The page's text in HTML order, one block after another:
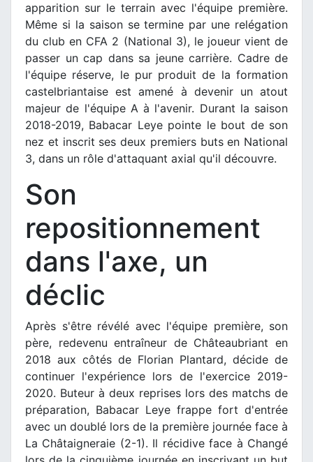
apparition sur le terrain avec l'équipe première.
Même si la saison se termine par une relégation
du club en CFA 2 (National 3), le joueur vient de
passer un cap dans sa jeune carrière. Cadre de
l'équipe réserve, le pur produit de la formation
castelbriantaise est amené à devenir un atout
majeur de l'équipe A à l'avenir. Durant la saison
2018-2019, Babacar Leye pointe le bout de son
nez et inscrit ses deux premiers buts en National
3, dans un rôle d'attaquant axial qu'il découvre.
Son
repositionnement
dans l'axe, un
déclic
Après s'être révélé avec l'équipe première, son
père, redevenu entraîneur de Châteaubriant en
2018 aux côtés de Florian Plantard, décide de
continuer l'expérience lors de l'exercice 2019-
2020. Buteur à deux reprises lors des matchs de
préparation, Babacar Leye frappe fort d'entrée
avec un doublé lors de la première journée face à
La Châtaigneraie (2-1). Il récidive face à Changé